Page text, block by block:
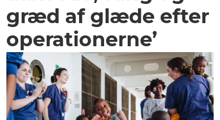
græd af glæde efter
operationerne’